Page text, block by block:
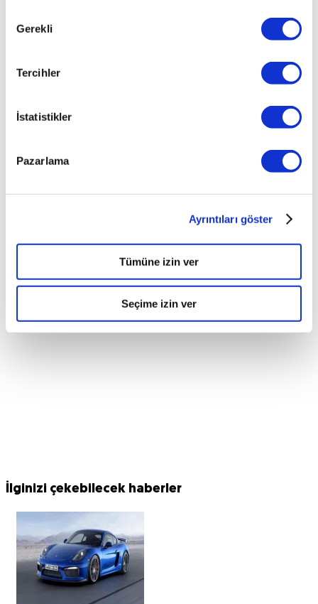
Seçimi
Gerekli
Tercihler
İstatistikler
Pazarlama
Ayrıntıları göster
Tümüne izin ver
Seçime izin ver
İlginizi çekebilecek haberler